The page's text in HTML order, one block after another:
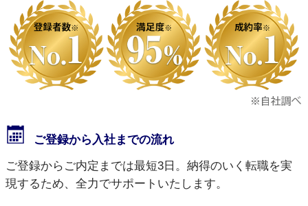
ご登録から入社までの流れ
ご登録からご内定までは最短3日。納得のいく転職を実
現するため、全力でサポートいたします。